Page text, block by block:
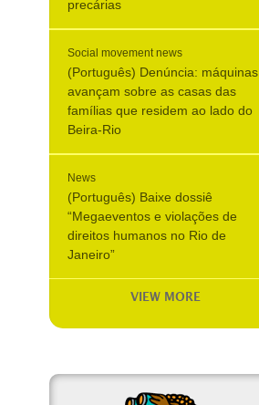
precárias
Social movement news
(Português) Denúncia: máquinas
avançam sobre as casas das
famílias que residem ao lado do
Beira-Rio
News
(Português) Baixe dossiê
“Megaeventos e violações de
direitos humanos no Rio de
Janeiro”
VIEW MORE